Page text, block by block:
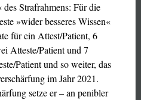
Strafrahmens: Für die
»wider besseres Wissen«
für ein Attest/Patient, 6
Atteste/Patient und 7
Patient und so weiter, das
im Jahr 2021.
setze er – an penibler